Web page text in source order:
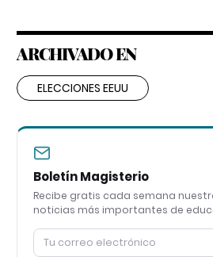
ARCHIVADO EN
ELECCIONES EEUU
Boletín Magisterio
Recibe gratis cada semana
noticias más importantes de